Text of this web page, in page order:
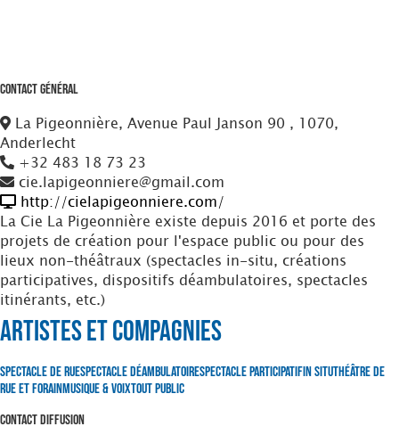
Contact Général
La Pigeonnière, Avenue Paul Janson 90 , 1070,
Anderlecht
+32 483 18 73 23
cie.lapigeonniere@gmail.com
http://cielapigeonniere.com/
La Cie La Pigeonnière existe depuis 2016 et porte des
projets de création pour l'espace public ou pour des
lieux non-théâtraux (spectacles in-situ, créations
participatives, dispositifs déambulatoires, spectacles
itinérants, etc.)
Artistes et Compagnies
Spectacle de RueSpectacle DéambulatoireSpectacle ParticipatifIn situThéâtre de
Rue et ForainMusique & VoixTout Public
Contact Diffusion